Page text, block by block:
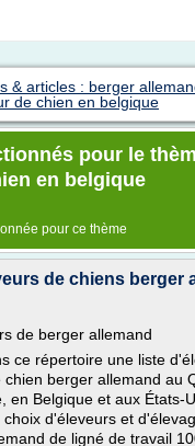
& articles : berger
de chien en belgique
pour le
en belgique
pour ce thème
de chiens berger
de berger allemand
ce répertoire une liste
berger allemand au
en Belgique et aux États-
d'éleveurs et
de ligné de travail